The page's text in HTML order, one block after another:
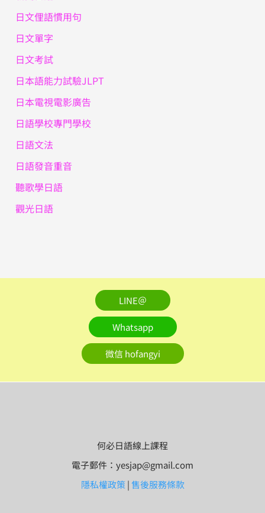
日文俚語慣用句
日文單字
日文考試
日本語能力試驗JLPT
日本電視電影廣告
日語學校專門學校
日語文法
日語發音重音
聽歌學日語
觀光日語
LINE＠
Whatsapp
微信 hofangyi
何必日語線上課程
電子郵件：yesjap@gmail.com
隱私權政策|售後服務條款